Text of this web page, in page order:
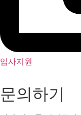
입사지원
문의하기